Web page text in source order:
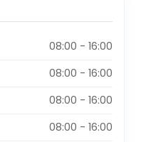
08:00 - 16:00
08:00 - 16:00
08:00 - 16:00
08:00 - 16:00